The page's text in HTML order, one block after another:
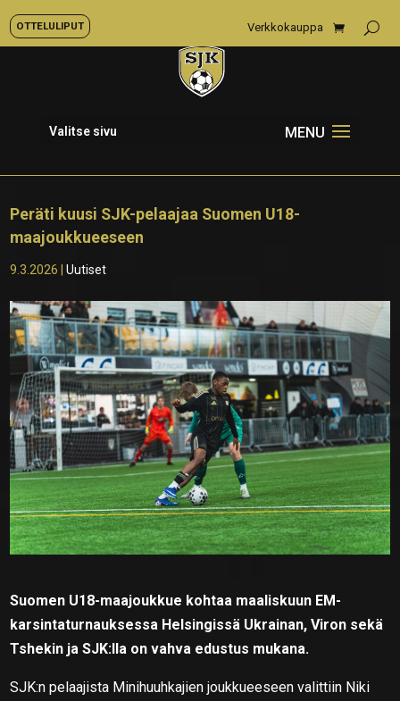
OTTELULIPUT Verkkokauppa
Valitse sivu
Peräti kuusi SJK-pelaajaa Suomen U18-
maajoukkueeseen
9.3.2026 |Uutiset
Suomen U18-maajoukkue kohtaa maaliskuun EM-
karsintaturnauksessa Helsingissä Ukrainan, Viron sekä
Tshekin ja SJK:lla on vahva edustus mukana.
SJK:n pelaajista Minihuuhkajien joukkueeseen valittiin Niki